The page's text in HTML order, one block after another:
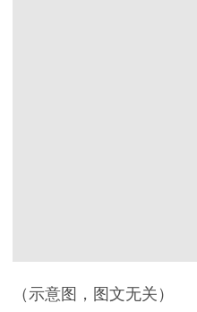
（示意图，图文无关）